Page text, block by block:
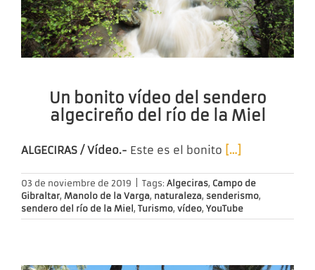
Un bonito vídeo del sendero
algecireño del río de la Miel
ALGECIRAS / Vídeo.- Este es el bonito […]
03 de noviembre de 2019 Tags: Algeciras, Campo de
Gibraltar, Manolo de la Varga, naturaleza, senderismo,
sendero del río de la Miel, Turismo, vídeo, YouTube